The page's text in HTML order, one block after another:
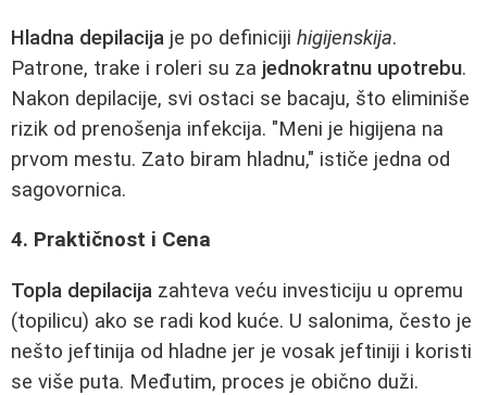
Hladna depilacija je po definiciji higijenskija.
Patrone, trake i roleri su za jednokratnu upotrebu.
Nakon depilacije, svi ostaci se bacaju, što eliminiše
rizik od prenošenja infekcija. "Meni je higijena na
prvom mestu. Zato biram hladnu," ističe jedna od
sagovornica.
4. Praktičnost i Cena
Topla depilacija zahteva veću investiciju u opremu
(topilicu) ako se radi kod kuće. U salonima, često je
nešto jeftinija od hladne jer je vosak jeftiniji i koristi
se više puta. Međutim, proces je obično duži.